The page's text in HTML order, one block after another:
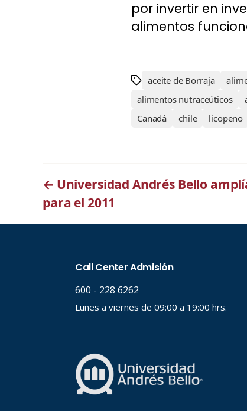
por invertir en
alimentos
aceite de Borraja
alimentos nutraceúticos
Canadá
chile licopeno
← Universidad Andrés Bello
para el 2011